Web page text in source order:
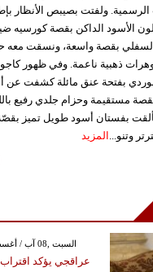
الرسمية. ولفتت بصيبص الأنظار
الأسود الداكن بقصة كورسيه
بقصة واسعة، ونسقت معه
ذهبية ناعمة. وفي ظهور
الوردي بفتحة عنق مائلة كشفت عن
مستقيمة وحزام جلدي رفيع
بفستان أسود طويل تميز
وتنو... المزيد
GMT 13:25 2026 السبت ,08 آب / أغسطس
عراقجي يؤكد